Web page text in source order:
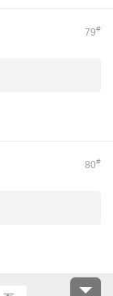
79#
80#